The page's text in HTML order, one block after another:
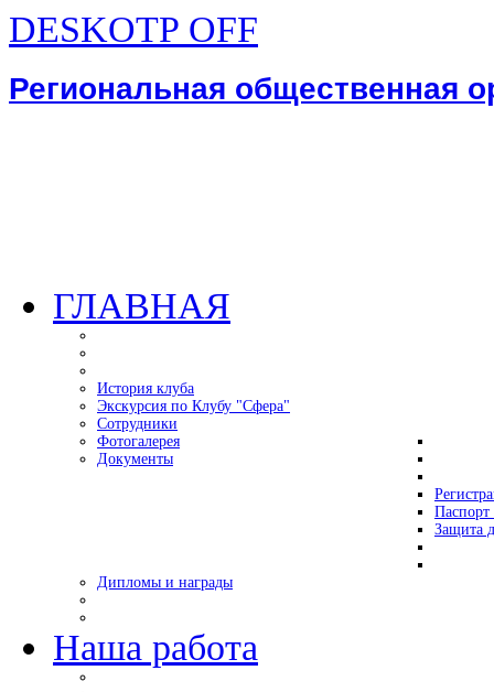
DESKOTP OFF
Региональная общественная
ГЛАВНАЯ
История клуба
Экскурсия по Клубу "Сфера"
Сотрудники
Фотогалерея
Документы
Паспорт
Защита
Дипломы и награды
Наша работа